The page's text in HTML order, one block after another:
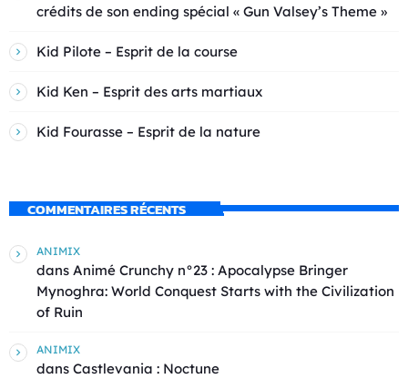
crédits de son ending spécial « Gun Valsey’s Theme »
Kid Pilote – Esprit de la course
Kid Ken – Esprit des arts martiaux
Kid Fourasse – Esprit de la nature
COMMENTAIRES RÉCENTS
ANIMIX
dans Animé Crunchy n°23 : Apocalypse Bringer
Mynoghra: World Conquest Starts with the Civilization
of Ruin
ANIMIX
dans Castlevania : Noctune